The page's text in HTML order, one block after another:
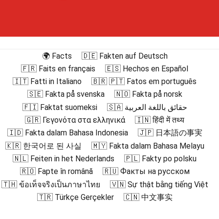
🌍 Facts
🇩🇪 Fakten auf Deutsch
🇫🇷 Faits en français
🇪🇸 Hechos en Español
🇮🇹 Fatti in Italiano
🇧🇷 🇵🇹 Fatos em português
🇸🇪 Fakta på svenska
🇳🇴 Fakta på norsk
🇫🇮 Faktat suomeksi
🇸🇦 حقائق باللغة العربية
🇬🇷 Γεγονότα στα ελληνικά
🇮🇳 हिंदी में तथ्य
🇮🇩 Fakta dalam Bahasa Indonesia
🇯🇵 日本語の事実
🇰🇷 한국어로 된 사실
🇲🇾 Fakta dalam Bahasa Melayu
🇳🇱 Feiten in het Nederlands
🇵🇱 Fakty po polsku
🇷🇴 Fapte în română
🇷🇺 Факты на русском
🇹🇭 ข้อเท็จจริงเป็นภาษาไทย
🇻🇳 Sự thật bằng tiếng Việt
🇹🇷 Türkçe Gerçekler
🇨🇳 中文事实